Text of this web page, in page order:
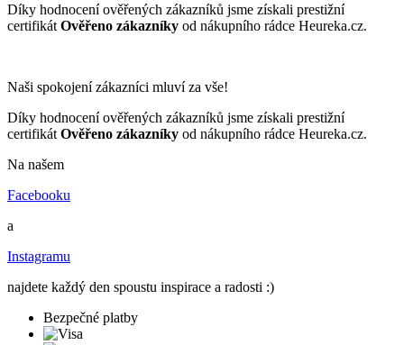
Díky hodnocení ověřených zákazníků jsme získali prestižní
certifikát Ověřeno zákazníky od nákupního rádce Heureka.cz.
Naši spokojení zákazníci mluví za vše!
Díky hodnocení ověřených zákazníků jsme získali prestižní
certifikát Ověřeno zákazníky od nákupního rádce Heureka.cz.
Na našem
Facebooku
a
Instagramu
najdete každý den spoustu inspirace a radosti :)
Bezpečné platby